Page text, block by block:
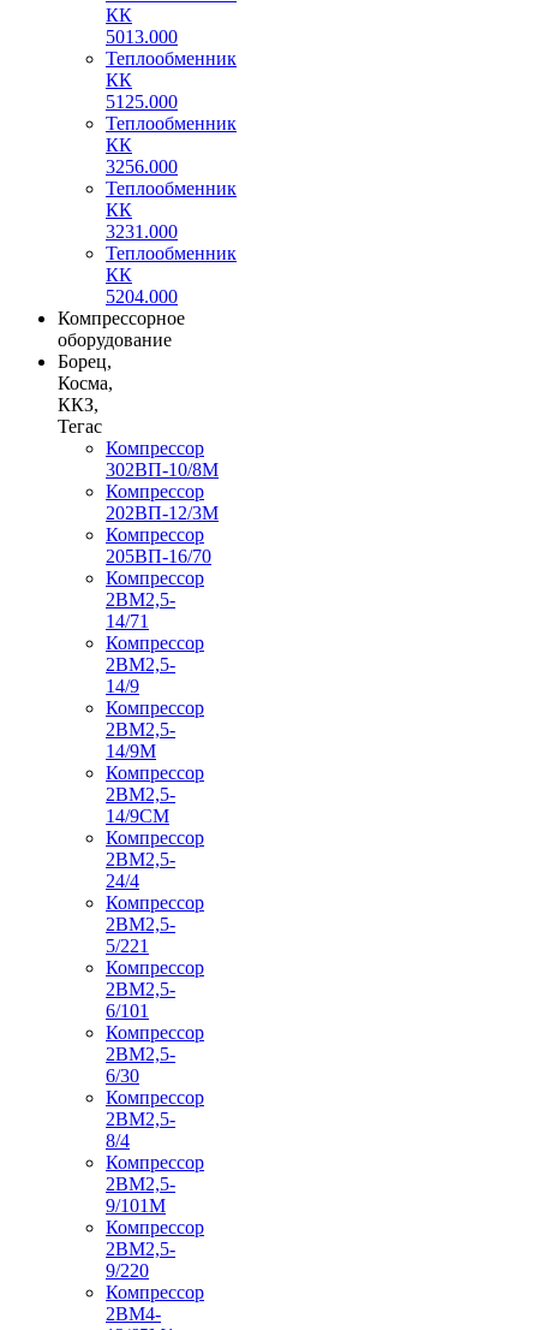
КК
5013.000
Теплообменник
КК
5125.000
Теплообменник
КК
3256.000
Теплообменник
КК
3231.000
Теплообменник
КК
5204.000
Компрессорное
оборудование
Борец,
Косма,
ККЗ,
Тегас
Компрессор
302ВП-10/8М
Компрессор
202ВП-12/3М
Компрессор
205ВП-16/70
Компрессор
2ВМ2,5-
14/71
Компрессор
2ВМ2,5-
14/9
Компрессор
2ВМ2,5-
14/9М
Компрессор
2ВМ2,5-
14/9СМ
Компрессор
2ВМ2,5-
24/4
Компрессор
2ВМ2,5-
5/221
Компрессор
2ВМ2,5-
6/101
Компрессор
2ВМ2,5-
6/30
Компрессор
2ВМ2,5-
8/4
Компрессор
2ВМ2,5-
9/101М
Компрессор
2ВМ2,5-
9/220
Компрессор
2ВМ4-